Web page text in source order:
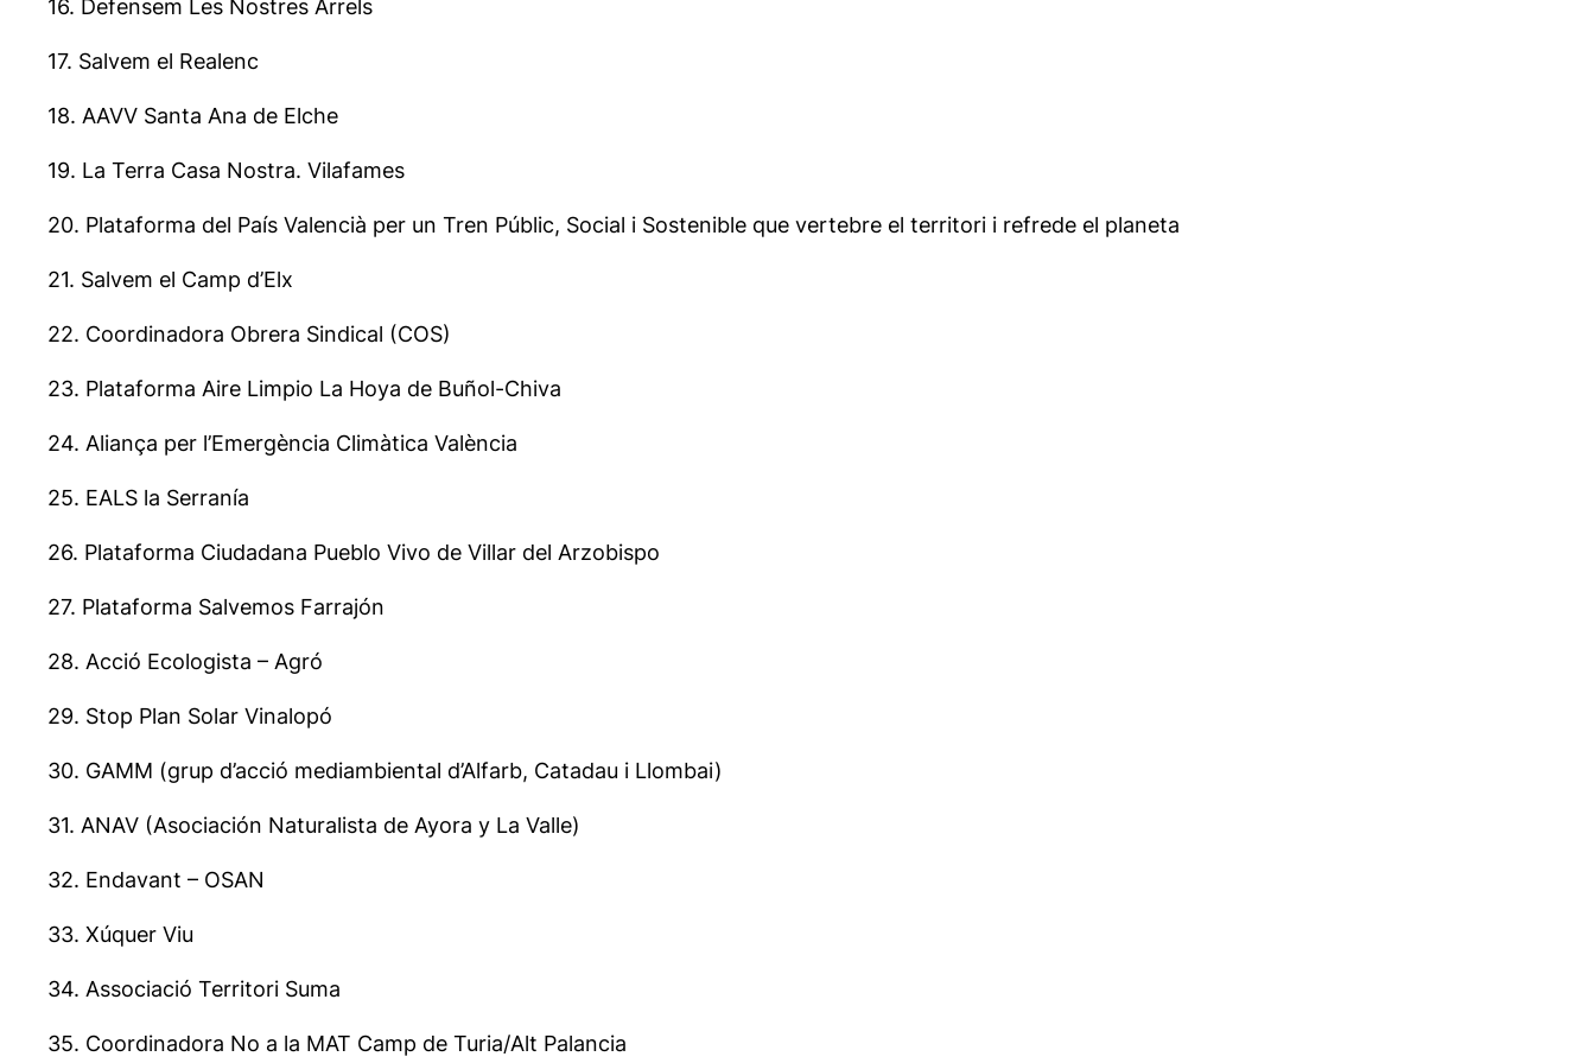
16. Defensem Les Nostres Arrels
17. Salvem el Realenc
18. AAVV Santa Ana de Elche
19. La Terra Casa Nostra. Vilafames
20. Plataforma del País Valencià per un Tren Públic, Social i Sostenible que vertebre el territori i refrede el planeta
21. Salvem el Camp d’Elx
22. Coordinadora Obrera Sindical (COS)
23. ⁠Plataforma Aire Limpio La Hoya de Buñol-Chiva
24. Aliança per l’Emergència Climàtica València
25. EALS la Serranía
26. Plataforma Ciudadana Pueblo Vivo de Villar del Arzobispo
27. Plataforma Salvemos Farrajón
28. Acció Ecologista – Agró
29. Stop Plan Solar Vinalopó
30. GAMM (grup d’acció mediambiental d’Alfarb, Catadau i Llombai)
31. ANAV (Asociación Naturalista de Ayora y La Valle)
32. Endavant – OSAN
33. Xúquer Viu
34. Associació Territori Suma
35. Coordinadora No a la MAT Camp de Turia/Alt Palancia